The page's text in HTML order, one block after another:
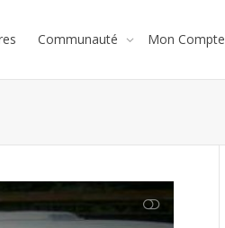
Communauté Mon Compte
AFFICHER MOINS